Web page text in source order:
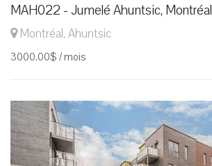
MAH022 - Jumelé Ahuntsic, Montréal
Montréal, Ahuntsic
3000.00$ / mois